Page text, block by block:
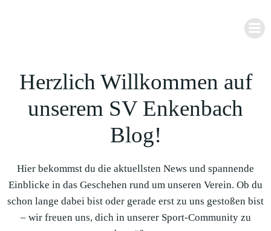
Herzlich Willkommen auf
unserem SV Enkenbach
Blog!
Hier bekommst du die aktuellsten News und spannende
Einblicke in das Geschehen rund um unseren Verein. Ob du
schon lange dabei bist oder gerade erst zu uns gestoßen bist
– wir freuen uns, dich in unserer Sport-Community zu